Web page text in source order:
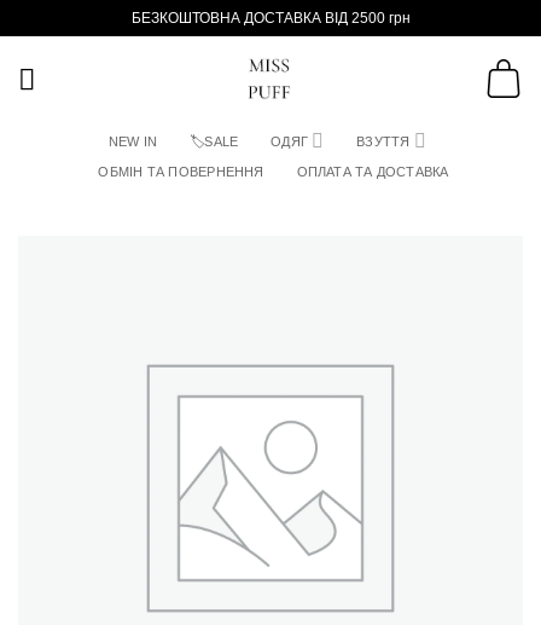
БЕЗКОШТОВНА ДОСТАВКА ВІД 2500 грн
NEW IN 🏷SALE ОДЯГ ВЗУТТЯ
ОБМІН ТА ПОВЕРНЕННЯ ОПЛАТА ТА ДОСТАВКА